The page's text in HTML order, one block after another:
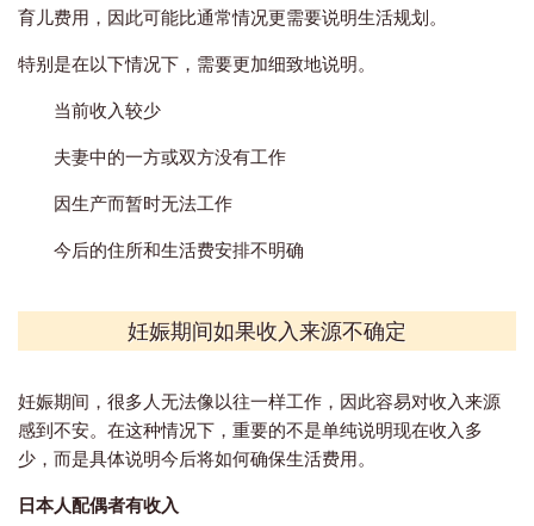
育儿费用，因此可能比通常情况更需要说明生活规划。
特别是在以下情况下，需要更加细致地说明。
当前收入较少
夫妻中的一方或双方没有工作
因生产而暂时无法工作
今后的住所和生活费安排不明确
妊娠期间如果收入来源不确定
妊娠期间，很多人无法像以往一样工作，因此容易对收入来源
感到不安。在这种情况下，重要的不是单纯说明现在收入多
少，而是具体说明今后将如何确保生活费用。
日本人配偶者有收入